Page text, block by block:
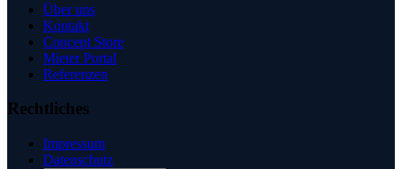
Über uns
Kontakt
Concept Store
Mieter Portal
Referenzen
Rechtliches
Impressum
Datenschutz